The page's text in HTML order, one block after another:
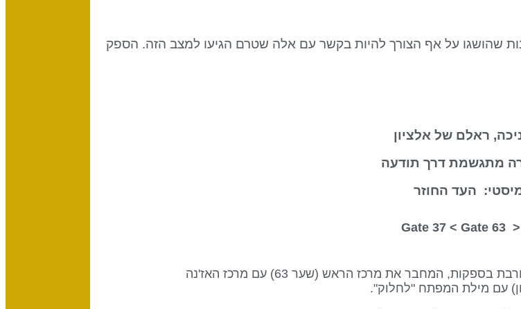
על אף הצורך להיות בקשר עם אלה שטרם הגיעו למצב הזה. הספק
ראלם של אלציון
מתגשמת דרך תודעה
העד החוזר
Gate 63
שער זה הוא חלק מערוץ ההיגיון, עיצוב של רגיעה מנטלית מעורבת בספקות, המחבר את מרכז הראש (שער 63) עם מרכז האז'נה